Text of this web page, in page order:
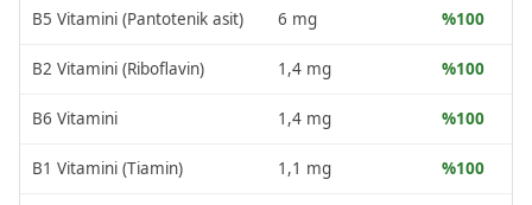
B5 Vitamini (Pantotenik asit) 6 mg %100
B2 Vitamini (Riboflavin) 1,4 mg %100
B6 Vitamini 1,4 mg %100
B1 Vitamini (Tiamin) 1,1 mg %100